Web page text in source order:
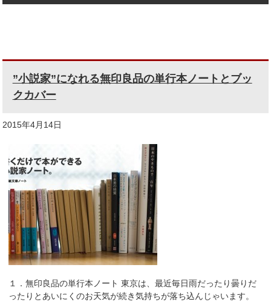
”小説家”になれる無印良品の単行本ノートとブッ
クカバー
2015年4月14日
１．無印良品の単行本ノート 東京は、最近毎日雨だったり曇りだ
ったりとあいにくのお天気が続き気持ちが落ち込んじゃいます。